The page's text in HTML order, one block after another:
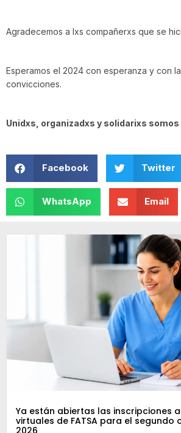
Agradecemos a lxs compañerxs que se
Esperamos el 2024 con esperanza y con
convicciones.
Unidxs, organizadxs y solidarixs
Facebook Twitter
WhatsApp Email
Ya están abiertas las inscripciones
virtuales de FATSA para el segundo
2026